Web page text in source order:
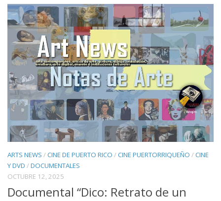
ARTS NEWS /CINE DE PUERTO RICO /CINE PUERTORRIQUEÑO /CINE
Y DVD /DOCUMENTALES
OCTUBRE 12, 2025
Documental “Dico: Retrato de un